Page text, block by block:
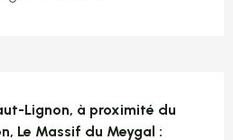
Lignon, à proximité du
Le Massif du Meygal :